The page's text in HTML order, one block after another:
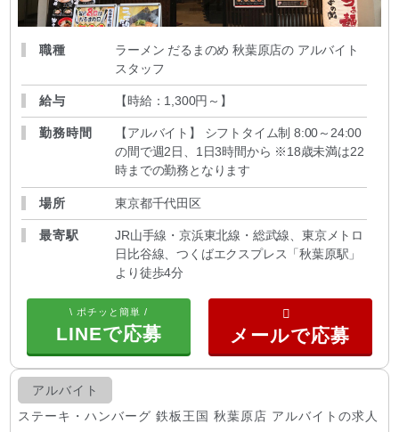
職種
ラーメン だるまのめ 秋葉原店の アルバイト
スタッフ
給与 【時給：1,300円～ 】
勤務時間
【アルバイト】 シフトタイム制 8:00～24:00
の間で週2日、1日3時間から ※18歳未満は22
時までの勤務となります
場所 東京都千代田区
最寄駅
JR山手線・京浜東北線・総武線、東京メトロ
日比谷線、つくばエクスプレス「秋葉原駅」
より徒歩4分
\ ポチッと簡単 /
LINEで応募
アルバイト
ステーキ・ハンバーグ 鉄板王国 秋葉原店 アルバイトの求人